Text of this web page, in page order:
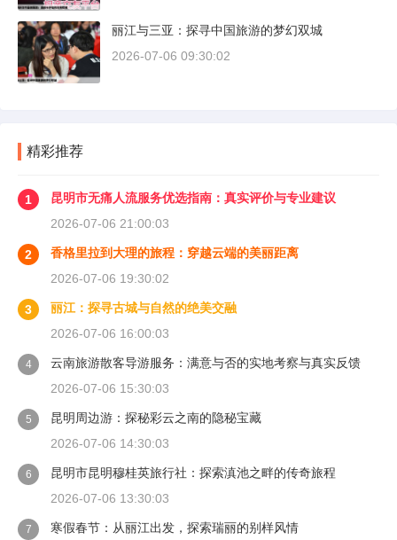
丽江与三亚：探寻中国旅游的梦幻双城
2026-07-06 09:30:02
精彩推荐
1
昆明市无痛人流服务优选指南：真实评价与专业建议
2026-07-06 21:00:03
2
香格里拉到大理的旅程：穿越云端的美丽距离
2026-07-06 19:30:02
3
丽江：探寻古城与自然的绝美交融
2026-07-06 16:00:03
4
云南旅游散客导游服务：满意与否的实地考察与真实反馈
2026-07-06 15:30:03
5
昆明周边游：探秘彩云之南的隐秘宝藏
2026-07-06 14:30:03
6
昆明市昆明穆桂英旅行社：探索滇池之畔的传奇旅程
2026-07-06 13:30:03
7 寒假春节：从丽江出发，探索瑞丽的别样风情